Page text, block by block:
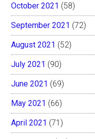
October 2021 (58)
September 2021 (72)
August 2021 (52)
July 2021 (90)
June 2021 (69)
May 2021 (66)
April 2021 (71)